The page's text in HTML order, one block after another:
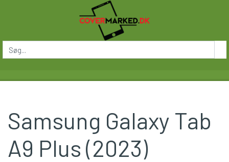
Samsung Galaxy Tab
A9 Plus (2023)